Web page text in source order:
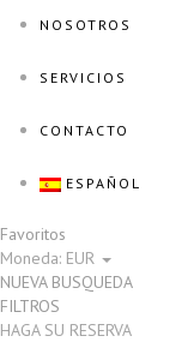
NOSOTROS
SERVICIOS
CONTACTO
ESPAÑOL
Favoritos
Moneda: EUR
NUEVA BUSQUEDA
FILTROS
HAGA SU RESERVA